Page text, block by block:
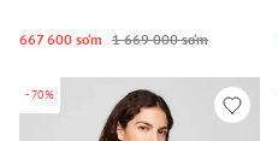
667 600 so‘m 1 669 000 so‘m
-70%